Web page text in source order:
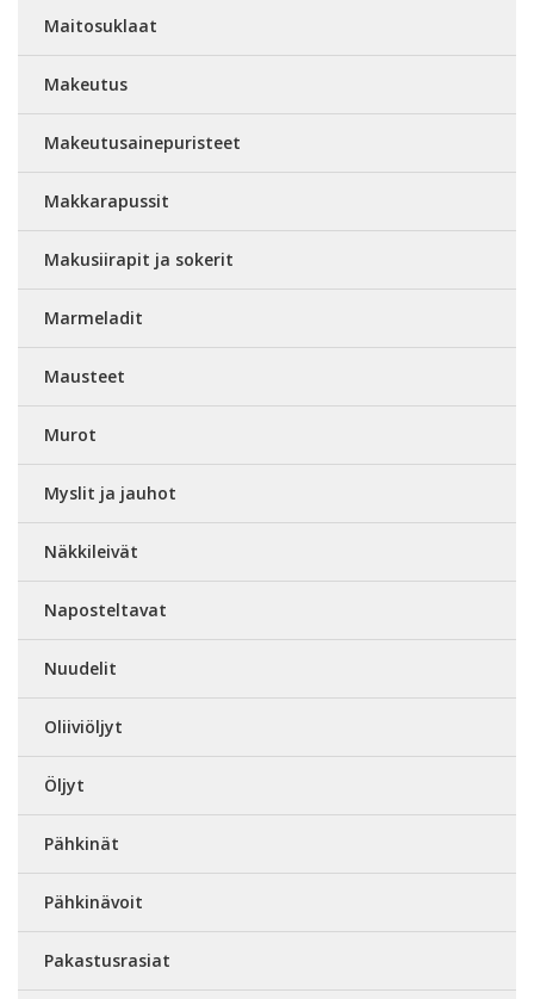
Maitosuklaat
Makeutus
Makeutusainepuristeet
Makkarapussit
Makusiirapit ja sokerit
Marmeladit
Mausteet
Murot
Myslit ja jauhot
Näkkileivät
Naposteltavat
Nuudelit
Oliiviöljyt
Öljyt
Pähkinät
Pähkinävoit
Pakastusrasiat